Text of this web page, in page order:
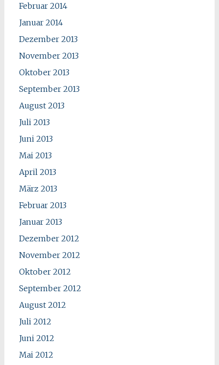
Februar 2014
Januar 2014
Dezember 2013
November 2013
Oktober 2013
September 2013
August 2013
Juli 2013
Juni 2013
Mai 2013
April 2013
März 2013
Februar 2013
Januar 2013
Dezember 2012
November 2012
Oktober 2012
September 2012
August 2012
Juli 2012
Juni 2012
Mai 2012